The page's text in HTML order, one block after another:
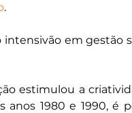
.
intensivão em gestão
estimulou a
anos 1980 e 1990,